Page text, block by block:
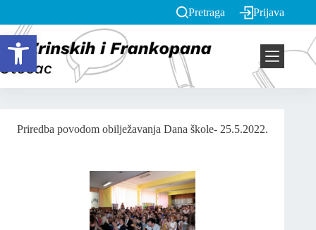
Open toolbar
Pretraga Prijava
Priredba povodom obilježavanja Dana škole- 25.5.2022.